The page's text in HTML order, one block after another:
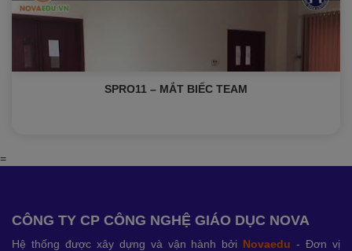
SPRO11 – MẮT BIẾC TEAM
=
CÔNG TY CP CÔNG NGHỆ GIÁO DỤC NOVA
Hệ thống được xây dựng và vận hành bởi Novaedu - Đơn vị